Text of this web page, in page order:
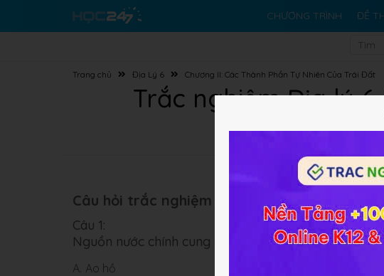
CHƯƠNG TRÌNH ĐỀ
Trang chủ Địa Lý 6 Chương II: Các Thành Phần Tự Nhiên Của Trái Đất
Trắc nghiệm Địa lý 6
Câu hỏi trắc nghiệm (5 câu):
Câu 1:
Nguồn nước chính cung cấp cho khí quyển là:
A. Ao hồ